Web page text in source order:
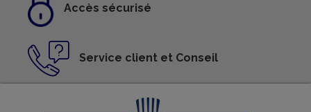
Accès sécurisé
Service client et Conseil